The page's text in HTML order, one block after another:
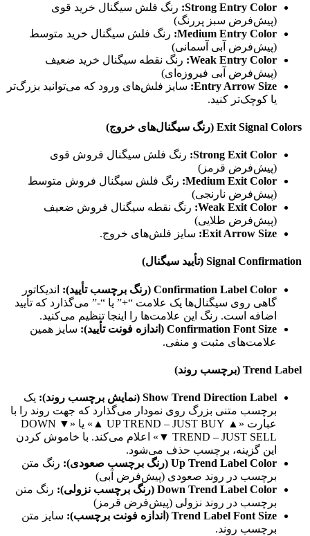
Strong Entry Color: رنگ فلش سیگنال خرید قوی
(پیش‌فرض سبز پررنگ)
Medium Entry Color: رنگ فلش سیگنال خرید متوسط
(پیش‌فرض آبی آسمانی)
Weak Entry Color: رنگ نقطه سیگنال خرید ضعیف
(پیش‌فرض آبی فیروزه‌ای)
Entry Arrow Size: سایز فلش‌های ورود که می‌توانید بزرگ‌تر
یا کوچک‌تر کنید.
Strong Exit Color: رنگ فلش سیگنال فروش قوی
(پیش‌فرض قرمز)
Medium Exit Color: رنگ فلش سیگنال فروش متوسط
(پیش‌فرض نارنجی)
Weak Exit Color: رنگ نقطه سیگنال فروش ضعیف
(پیش‌فرض طلایی)
Exit Arrow Size: سایز فلش‌های خروج.
Confirmation Label Color (رنگ برچسب تأیید):
اندیکاتور
گاهی روی سیگنال‌ها یک علامت “+” یا “-” می‌گذارد که تأیید
اضافه است. رنگ این علامت‌ها را اینجا تنظیم می‌کنید.
Confirmation Font Size (اندازه فونت تأیید):
سایز همین
علامت‌های مثبت و منفی.
Show Trend Direction Label (نمایش برچسب روند):
یک
برچسب متنی بزرگ روی نمودار می‌گذارد که جهت روند را با
عبارت «▲ UP TREND – JUST BUY ▲» یا «▼ DOWN
TREND – JUST SELL ▼» اعلام می‌کند. با خاموش کردن
این گزینه، برچسب حذف می‌شود.
Up Trend Label Color (رنگ برچسب صعودی):
رنگ متن
برچسب در روند صعودی (پیش‌فرض آبی)
Down Trend Label Color (رنگ برچسب نزولی):
رنگ متن
برچسب در روند نزولی (پیش‌فرض قرمز)
Trend Label Font Size (اندازه فونت برچسب):
سایز متن
برچسب روند.